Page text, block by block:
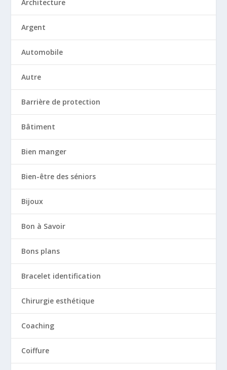
Architecture
Argent
Automobile
Autre
Barrière de protection
Bâtiment
Bien manger
Bien-être des séniors
Bijoux
Bon à Savoir
Bons plans
Bracelet identification
Chirurgie esthétique
Coaching
Coiffure